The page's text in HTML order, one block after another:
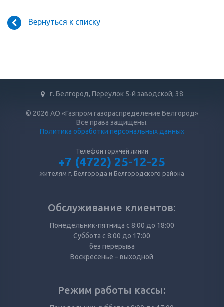
Вернуться к списку
г. Белгород, Переулок 5-й заводской, 38
© 2026 АО «Газпром газораспределение Белгород»
Все права защищены.
Политика обработки персональных данных
Телефон горячей линии
+7 (4722) 25-12-25
жителям г. Белгорода и Белгородского района
Обслуживание клиентов:
Понедельник-пятница с 8:00 до 18:00
Суббота с 8:00 до 17:00
без перерыва
Воскресенье – выходной
Режим работы кассы: